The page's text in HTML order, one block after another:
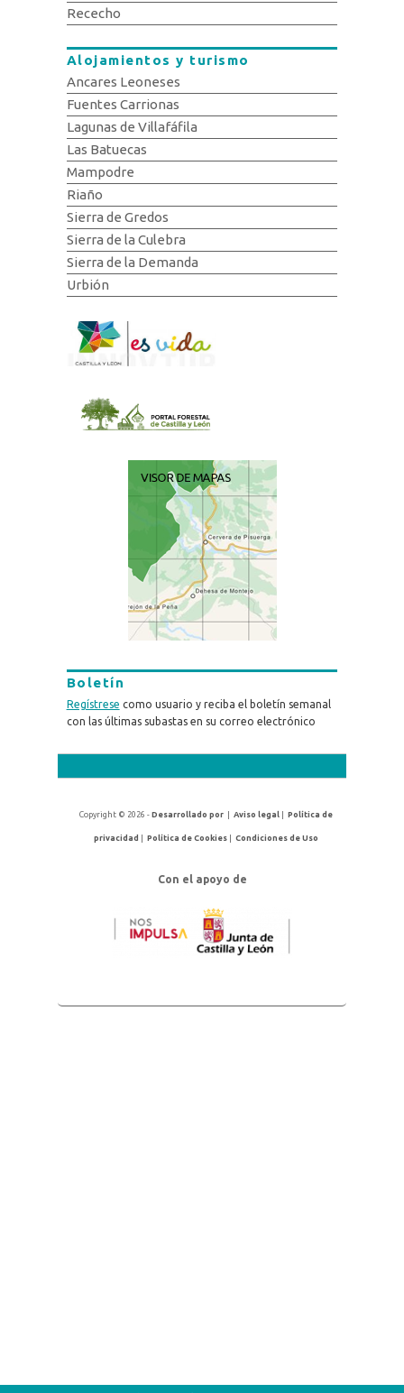
Rececho
Alojamientos y turismo
Ancares Leoneses
Fuentes Carrionas
Lagunas de Villafáfila
Las Batuecas
Mampodre
Riaño
Sierra de Gredos
Sierra de la Culebra
Sierra de la Demanda
Urbión
Boletín
Regístrese como usuario y reciba el boletín semanal
con las últimas subastas en su correo electrónico
Copyright © 2026 -Desarrollado por |Aviso legal |Política de
privacidad |Política de Cookies |Condiciones de Uso
Con el apoyo de